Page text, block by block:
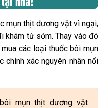
mụn thịt dương vật vì ngại,
khám từ sớm. Thay vào đó
các loại thuốc bôi mụn
chính xác nguyên nhân nổi
bôi mụn thịt dương vật